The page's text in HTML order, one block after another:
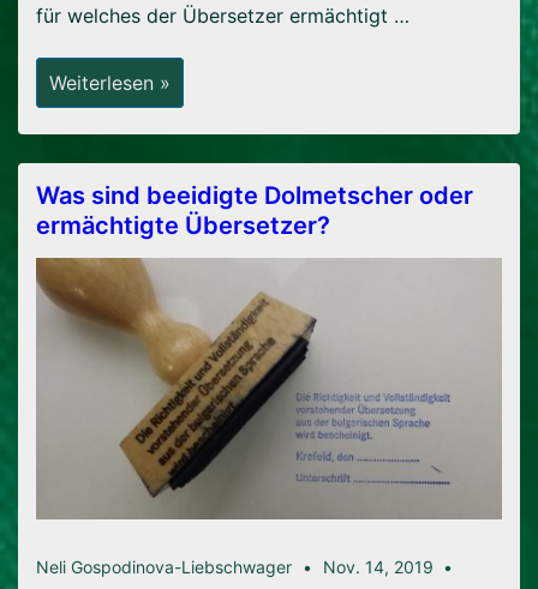
für welches der Übersetzer ermächtigt …
Anerkennung
Von
Übersetzungen
In
Weiterlesen »
Was sind beeidigte Dolmetscher oder
ermächtigte Übersetzer?
Neli Gospodinova-Liebschwager
Nov. 14, 2019